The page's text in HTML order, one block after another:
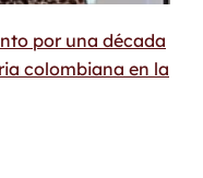
por una década
colombiana en la